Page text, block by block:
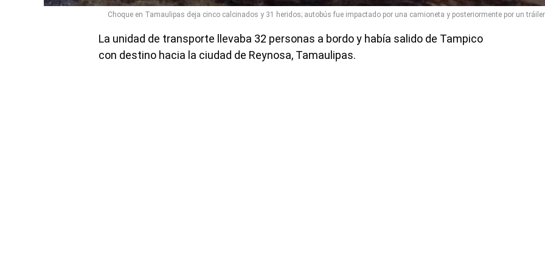
Choque en Tamaulipas deja cinco calcinados y 31 heridos; autobús fue impactado por una camioneta y posteriormente por un
La unidad de transporte llevaba 32 personas a bordo y había salido de Tampico
con destino hacia la ciudad de Reynosa, Tamaulipas.